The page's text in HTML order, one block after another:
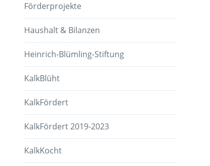
Förderprojekte
Haushalt & Bilanzen
Heinrich-Blümling-Stiftung
KalkBlüht
KalkFördert
KalkFördert 2019-2023
KalkKocht